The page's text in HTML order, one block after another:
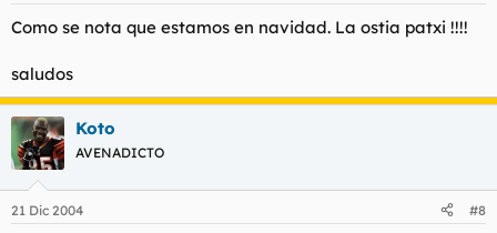
Como se nota que estamos en navidad. La ostia patxi !!!!
saludos
Koto
AVENADICTO
21 Dic 2004 #8